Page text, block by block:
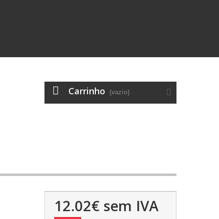
Carrinho (vazio)
12.02€ sem IVA